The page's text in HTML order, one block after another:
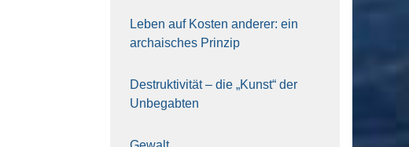
Leben auf Kos­ten ande­rer: ein
archai­sches Prin­zip
Destruk­ti­vi­tät – die „Kunst“ der
Unbe­gab­ten